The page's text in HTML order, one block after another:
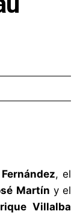
, el
Martín y el
Villalba